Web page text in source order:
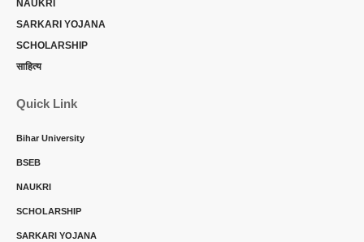
NAUKRI
SARKARI YOJANA
SCHOLARSHIP
साहित्य
Quick Link
Bihar University
BSEB
NAUKRI
SCHOLARSHIP
SARKARI YOJANA